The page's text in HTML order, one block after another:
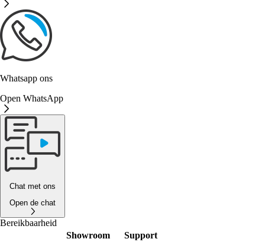
Whatsapp ons
Open WhatsApp
Chat met ons
Open de chat
Bereikbaarheid
Showroom
Support